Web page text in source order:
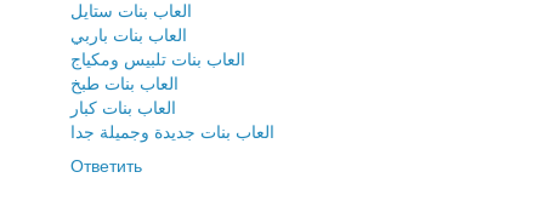
العاب بنات ستايل
العاب بنات باربي
العاب بنات تلبيس ومكياج
العاب بنات طبخ
العاب بنات كبار
العاب بنات جديدة وجميلة جدا
Ответить